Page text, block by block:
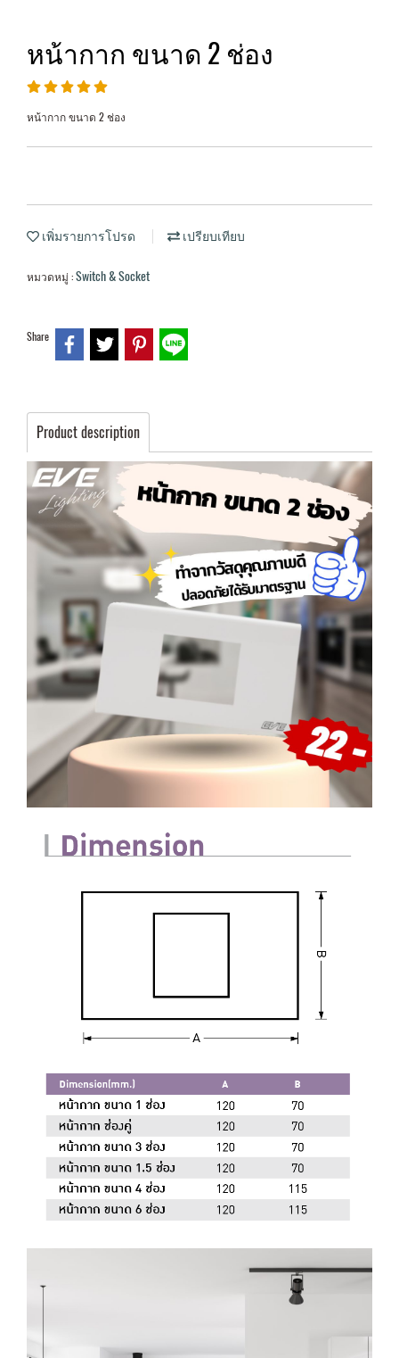
หน้ากาก ขนาด 2 ช่อง
หน้ากาก ขนาด 2 ช่อง
เพิ่มรายการโปรด เปรียบเทียบ
หมวดหมู่ :Switch & Socket
Share
Product description